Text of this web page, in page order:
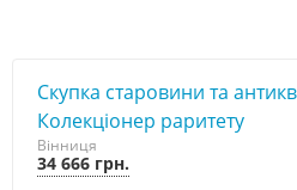
Скупка старовини та
Колекціонер раритету
Вінниця
34 666 грн.